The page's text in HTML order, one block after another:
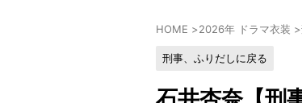
HOME >2026年 ドラマ衣装 >
刑事、ふりだしに戻る